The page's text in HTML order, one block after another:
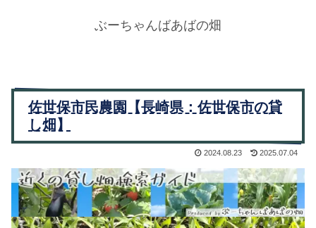
ぶーちゃんばあばの畑
佐世保市民農園【長崎県：佐世保市の貸
し畑】
2024.08.23 2025.07.04